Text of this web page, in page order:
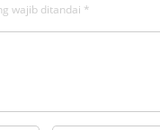
wajib ditandai *